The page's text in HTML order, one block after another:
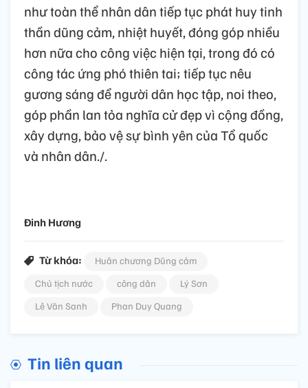
như toàn thể nhân dân tiếp tục phát huy tinh
thần dũng cảm, nhiệt huyết, đóng góp nhiều
hơn nữa cho công việc hiện tại, trong đó có
công tác ứng phó thiên tai; tiếp tục nêu
gương sáng để người dân học tập, noi theo,
góp phần lan tỏa nghĩa cử đẹp vì cộng đồng,
xây dựng, bảo vệ sự bình yên của Tổ quốc
và nhân dân./.
Đinh Hương
Từ khóa:
Huân chương Dũng cảm
Chủ tịch nước
công dân
Lý Sơn
Lê Văn Sanh
Phan Duy Quang
Tin liên quan